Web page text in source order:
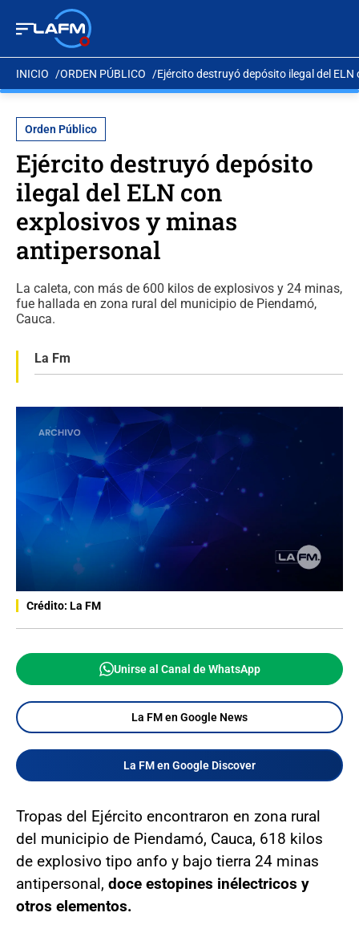
INICIO ORDEN PÚBLICO Ejército destruyó depósito ilegal del
Orden Público
Ejército destruyó depósito
ilegal del ELN con
explosivos y minas
antipersonal
La caleta, con más de 600 kilos de explosivos y 24 minas,
fue hallada en zona rural del municipio de Piendamó,
Cauca.
La Fm
Crédito: La FM
Unirse al Canal de WhatsApp
La FM en Google News
La FM en Google Discover
Tropas del Ejército encontraron en zona rural
del municipio de Piendamó, Cauca, 618 kilos
de explosivo tipo anfo y bajo tierra 24 minas
antipersonal, doce estopines inélectricos y
otros elementos.